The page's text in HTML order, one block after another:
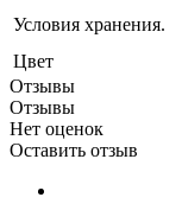
Условия хранения.
Цвет
Отзывы
Отзывы
Нет оценок
Оставить отзыв